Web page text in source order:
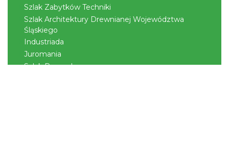
Szlak Zabytków Techniki
Szlak Architektury Drewnianej Województwa
Śląskiego
Industriada
Juromania
Szlak Przyrody